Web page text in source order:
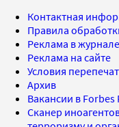
Контактная
Правила
Реклама в журнале
Реклама на сайте
Условия
Архив
Вакансии в Forbes
Сканер